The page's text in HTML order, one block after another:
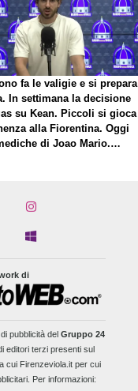
fa le valigie e si prepara
In settimana la decisione
su Kean. Piccoli si gioca
alla Fiorentina. Oggi
di Joao Mario.
di
pubblicità del Gruppo 24
editori terzi presenti sul
cui Firenzeviola.it per cui
Per informazioni: